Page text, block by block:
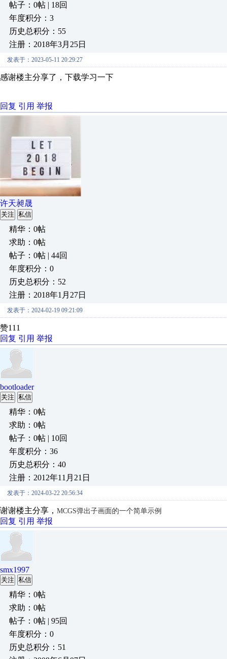
帖子：0帖 | 18回
年度积分：3
历史总积分：55
注册：2018年3月25日
发表于：2023-05-11 20:29:27
感谢楼主分享了，下载学习一下
回复 引用 举报
许天昶晟
关注 私信
精华：0帖
求助：0帖
帖子：0帖 | 44回
年度积分：0
历史总积分：52
注册：2018年1月27日
发表于：2024-02-19 09:21:09
赞111
回复 引用 举报
bootloader
关注 私信
精华：0帖
求助：0帖
帖子：0帖 | 10回
年度积分：36
历史总积分：40
注册：2012年11月21日
发表于：2024-03-22 20:56:34
谢谢楼主分享， MCGS弹出子画面的一个简单示例
回复 引用 举报
smx1997
关注 私信
精华：0帖
求助：0帖
帖子：0帖 | 95回
年度积分：0
历史总积分：51